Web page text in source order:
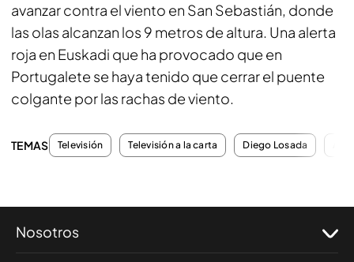
avanzar contra el viento en San Sebastián, donde
las olas alcanzan los 9 metros de altura. Una alerta
roja en Euskadi que ha provocado que en
Portugalete se haya tenido que cerrar el puente
colgante por las rachas de viento.
TEMAS Televisión Televisión a la carta Diego Losada
Nosotros